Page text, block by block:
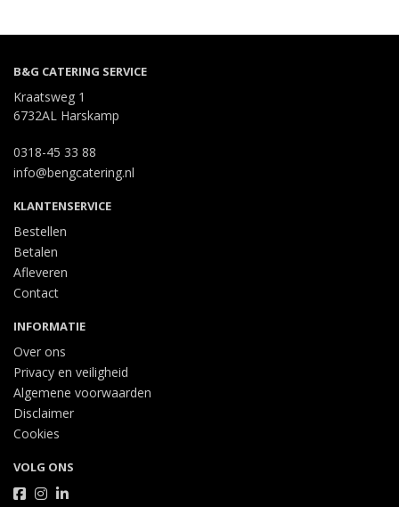
B&G CATERING SERVICE
Kraatsweg 1
6732AL Harskamp
0318-45 33 88
info@bengcatering.nl
KLANTENSERVICE
Bestellen
Betalen
Afleveren
Contact
INFORMATIE
Over ons
Privacy en veiligheid
Algemene voorwaarden
Disclaimer
Cookies
VOLG ONS